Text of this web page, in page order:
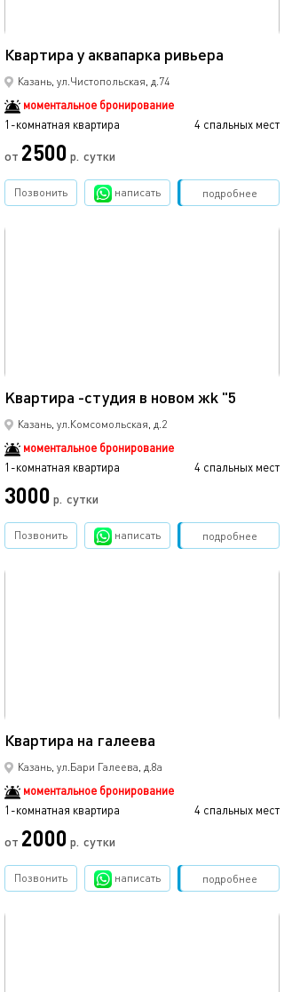
Квартира у аквапарка ривьера
Казань, ул.Чистопольская, д.74
моментальное бронирование
1-комнатная квартира
4 спальных мест
от 2500 р. сутки
подробнее
Позвонить написать Забронировать
Kвартиpa -студия в нoвoм жk "5
Казань, ул.Комсомольская, д.2
моментальное бронирование
1-комнатная квартира
4 спальных мест
3000 р. сутки
подробнее
Позвонить написать Забронировать
Квартира на галеева
Казань, ул.Бари Галеева, д.8а
моментальное бронирование
1-комнатная квартира
4 спальных мест
от 2000 р. сутки
подробнее
Позвонить написать Забронировать